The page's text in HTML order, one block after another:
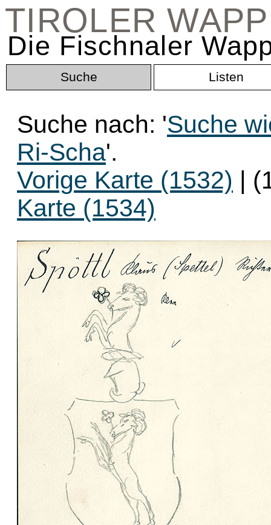
TIROLER
Die Fischnaler
Suche Listen
Suche nach: 'Suche
Ri-Scha'.
Vorige Karte (1532) |
Karte (1534)